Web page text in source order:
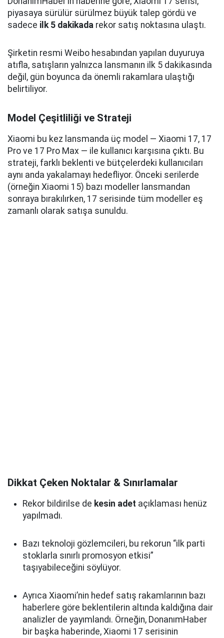
piyasaya sürülür sürülmez büyük talep gördü ve
sadece ilk 5 dakikada rekor satış noktasına ulaştı.
Şirketin resmi Weibo hesabından yapılan duyuruya
atıfla, satışların yalnızca lansmanın ilk 5 dakikasında
değil, gün boyunca da önemli rakamlara ulaştığı
belirtiliyor.
Model Çeşitliliği ve Strateji
Xiaomi bu kez lansmanda üç model — Xiaomi 17, 17
Pro ve 17 Pro Max — ile kullanıcı karşısına çıktı. Bu
strateji, farklı beklenti ve bütçelerdeki kullanıcıları
aynı anda yakalamayı hedefliyor. Önceki serilerde
(örneğin Xiaomi 15) bazı modeller lansmandan
sonraya bırakılırken, 17 serisinde tüm modeller eş
zamanlı olarak satışa sunuldu.
Dikkat Çeken Noktalar & Sınırlamalar
Rekor bildirilse de kesin adet açıklaması henüz
yapılmadı.
Bazı teknoloji gözlemcileri, bu rekorun “ilk parti
stoklarla sınırlı promosyon etkisi”
taşıyabileceğini söylüyor.
Ayrıca Xiaomi’nin hedef satış rakamlarının bazı
haberlere göre beklentilerin altında kaldığına dair
analizler de yayımlandı. Örneğin, DonanımHaber
bir başka haberinde, Xiaomi 17 serisinin